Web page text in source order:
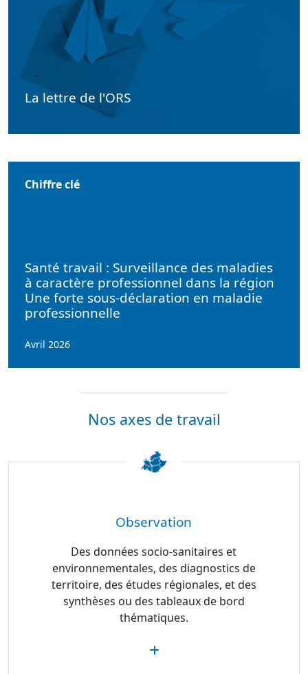
La lettre de l'ORS
Chiffre clé
Santé travail : Surveillance des maladies
à caractère professionnel dans la région
Une forte sous-déclaration en maladie
professionnelle
Avril 2026
Nos axes de travail
Observation
Des données socio-sanitaires et
environnementales, des diagnostics de
territoire, des études régionales, et des
synthèses ou des tableaux de bord
thématiques.